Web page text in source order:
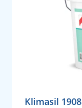
Klimasil 1908